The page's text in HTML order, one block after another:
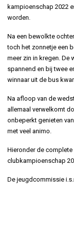
kampioenschap 2022
worden.
Na een bewolkte
toch het zonnetje een
meer zin in kregen. De
spannend en bij twee
winnaar uit de bus
Na afloop van de
allemaal verwelkomt
onbeperkt genieten
met veel animo.
Hieronder de
clubkampioenschap
De jeugdcommissie